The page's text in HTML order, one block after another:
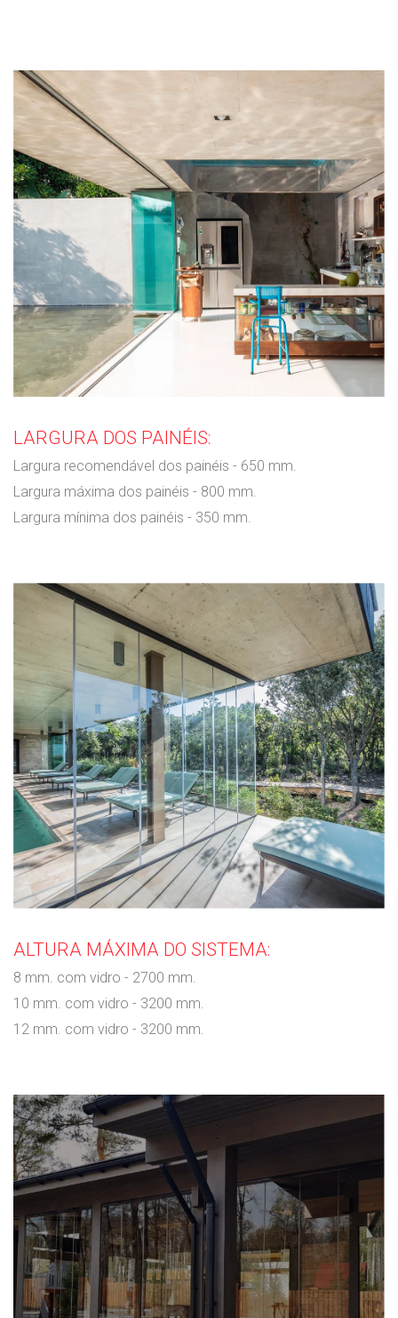
LARGURA DOS PAINÉIS:
Largura recomendável dos painéis - 650 mm.
Largura máxima dos painéis - 800 mm.
Largura mínima dos painéis - 350 mm.
ALTURA MÁXIMA DO SISTEMA:
8 mm. com vidro - 2700 mm.
10 mm. com vidro - 3200 mm.
12 mm. com vidro - 3200 mm.